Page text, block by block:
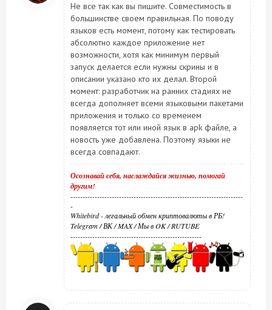
Не все так как вы пишите. Совместимость в
большинстве своем правильная. По поводу
языков есть момент, потому как тестировать
абсолютно каждое приложение нет
возможности, хотя как минимум первый
запуск делается если нужны скрины и в
описании указано кто их делал. Второй
момент: разработчик на ранних стадиях не
всегда дополняет всеми языковыми пакетами
приложения и только со временем
появляется тот или иной язык в apk файле, а
новость уже добавлена. Поэтому языки не
всегда совпадают.
Осознавай себя, наслаждайся жизнью, помогай
другим!
-----------------------------------------------------------------------
-
Whitebird - легальный обмен криптовалюты в РБ!
Telegram/ВК/MAX/Мы в OK/RUTUBE
------------------------------------------------------